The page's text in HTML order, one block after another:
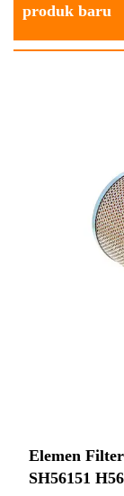
produk baru
Elemen
SH56151